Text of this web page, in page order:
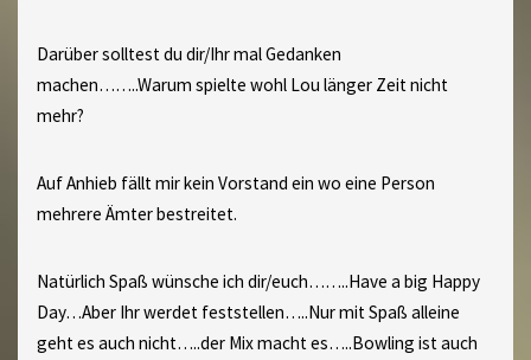
Darüber solltest du dir/Ihr mal Gedanken
machen……..Warum spielte wohl Lou länger Zeit nicht
mehr?
Auf Anhieb fällt mir kein Vorstand ein wo eine Person
mehrere Ämter bestreitet.
Natürlich Spaß wünsche ich dir/euch……..Have a big Happy
Day…Aber Ihr werdet feststellen…..Nur mit Spaß alleine
geht es auch nicht…..der Mix macht es…..Bowling ist auch